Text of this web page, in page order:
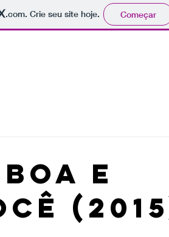
.com. Crie seu site hoje. Começar
E